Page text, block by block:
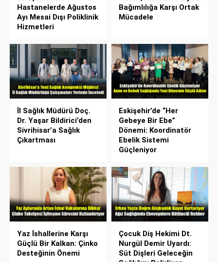
Hastanelerde Ağustos
Ayı Mesai Dışı Poliklinik
Hizmetleri
Bağımlılığa Karşı Ortak
Mücadele
İl Sağlık Müdürü Doç.
Dr. Yaşar Bildirici’den
Sivrihisar’a Sağlık
Çıkartması
Eskişehir’de “Her
Gebeye Bir Ebe”
Dönemi: Koordinatör
Ebelik Sistemi
Güçleniyor
Yaz İshallerine Karşı
Güçlü Bir Kalkan: Çinko
Desteğinin Önemi
Çocuk Diş Hekimi Dt.
Nurgül Demir Uyardı:
Süt Dişleri Geleceğin